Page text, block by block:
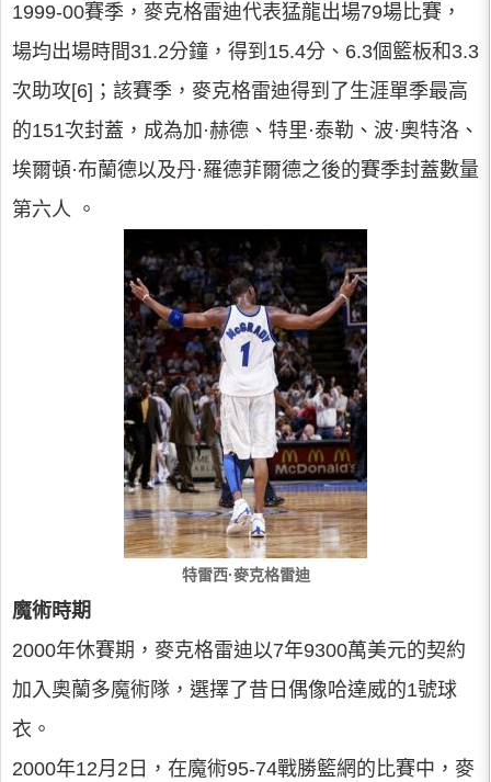
1999-00賽季，麥克格雷迪代表猛龍出場79場比賽，
場均出場時間31.2分鐘，得到15.4分、6.3個籃板和3.3
次助攻[6]；該賽季，麥克格雷迪得到了生涯單季最高
的151次封蓋，成為加·赫德、特里·泰勒、波·奧特洛、
埃爾頓·布蘭德以及丹·羅德菲爾德之後的賽季封蓋數量
第六人 。
特雷西·麥克格雷迪
魔術時期
2000年休賽期，麥克格雷迪以7年9300萬美元的契約
加入奧蘭多魔術隊，選擇了昔日偶像哈達威的1號球
衣。
2000年12月2日，在魔術95-74戰勝籃網的比賽中，麥